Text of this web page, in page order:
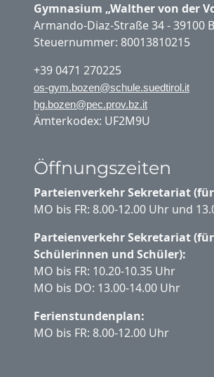
Gymnasium „Walther von der
Armando-Diaz-Straße 34 - 39100
Steuernummer: 80013810215
+39 0471 270225
os-gym.bozen@schule.suedtirol.it
hg.bozen@pec.prov.bz.it
Ämterkodex: UF2M9U
Öffnungszeiten
Parteienverkehr Sekretariat
MO bis FR: 8.00-12.00 Uhr und
Parteienverkehr Sekretariat (für
Schülerinnen und Schüler):
MO bis FR: 10.20-10.35 Uhr
MO bis DO: 13.00-14.00 Uhr
Ferienstundenplan:
MO bis FR: 8.00-12.00 Uhr